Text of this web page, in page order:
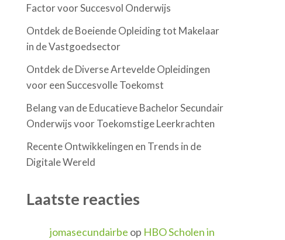
Factor voor Succesvol Onderwijs
Ontdek de Boeiende Opleiding tot Makelaar
in de Vastgoedsector
Ontdek de Diverse Artevelde Opleidingen
voor een Succesvolle Toekomst
Belang van de Educatieve Bachelor Secundair
Onderwijs voor Toekomstige Leerkrachten
Recente Ontwikkelingen en Trends in de
Digitale Wereld
Laatste reacties
jomasecundairbe op HBO Scholen in